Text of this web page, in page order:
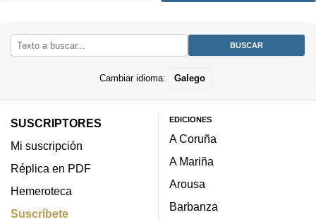
Cambiar idioma: Galego
SUSCRIPTORES
Mi suscripción
Réplica en PDF
Hemeroteca
Suscríbete
EDICIONES
A Coruña
A Mariña
Arousa
Barbanza